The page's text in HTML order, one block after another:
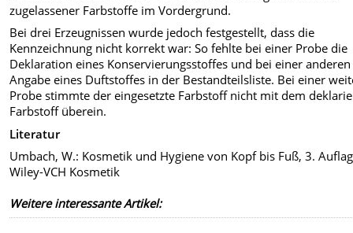
zugelassener Farbstoffe im Vordergrund.
Bei drei Erzeugnissen wurde jedoch festgestellt, dass die
Kennzeichnung nicht korrekt war: So fehlte bei einer Probe die
Deklaration eines Konservierungsstoffes und bei einer
Angabe eines Duftstoffes in der Bestandteilsliste. Bei einer
Probe stimmte der eingesetzte Farbstoff nicht mit dem
Farbstoff überein.
Literatur
Umbach, W.: Kosmetik und Hygiene von Kopf bis Fuß, 3.
Wiley-VCH Kosmetik
Weitere interessante Artikel: